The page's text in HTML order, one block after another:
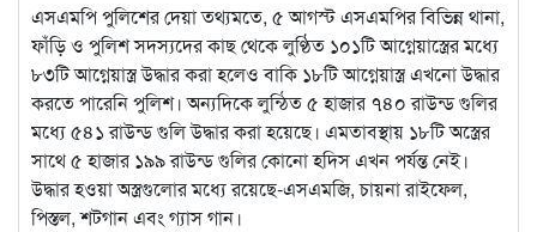
এসএমপি পুলিশের দেয়া তথ্যমতে, ৫ আগস্ট এসএমপির বিভিন্ন থানা,
ফাঁড়ি ও পুলিশ সদস্যদের কাছ থেকে লুণ্ঠিত ১০১টি আগ্নেয়াস্ত্রের মধ্যে
৮৩টি আগ্নেয়াস্ত্র উদ্ধার করা হলেও বাকি ১৮টি আগ্নেয়াস্ত্র এখনো উদ্ধার
করতে পারেনি পুলিশ। অন্যদিকে লুন্ঠিত ৫ হাজার ৭৪০ রাউন্ড গুলির
মধ্যে ৫৪১ রাউন্ড গুলি উদ্ধার করা হয়েছে। এমতাবস্থায় ১৮টি অস্ত্রের
সাথে ৫ হাজার ১৯৯ রাউন্ড গুলির কোনো হদিস এখন পর্যন্ত নেই।
উদ্ধার হওয়া অস্ত্রগুলোর মধ্যে রয়েছে-এসএমজি, চায়না রাইফেল,
পিস্তল, শটগান এবং গ্যাস গান।